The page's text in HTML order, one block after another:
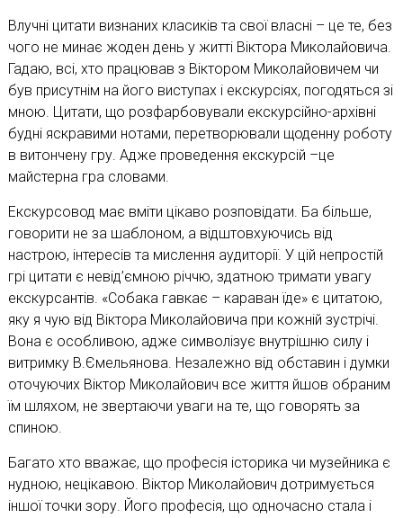
Влучні цитати визнаних класиків та свої власні – це те, без
чого не минає жоден день у житті Віктора Миколайовича.
Гадаю, всі, хто працював з Віктором Миколайовичем чи
був присутнім на його виступах і екскурсіях, погодяться зі
мною. Цитати, що розфарбовували екскурсійно-архівні
будні яскравими нотами, перетворювали щоденну роботу
в витончену гру. Адже проведення екскурсій –це
майстерна гра словами.
Екскурсовод має вміти цікаво розповідати. Ба більше,
говорити не за шаблоном, а відштовхуючись від
настрою, інтересів та мислення аудиторії. У цій непростій
грі цитати є невід’ємною річчю, здатною тримати увагу
екскурсантів. «Собака гавкає – караван їде» є цитатою,
яку я чую від Віктора Миколайовича при кожній зустрічі.
Вона є особливою, адже символізує внутрішню силу і
витримку В.Ємельянова. Незалежно від обставин і думки
оточуючих Віктор Миколайович все життя йшов обраним
їм шляхом, не звертаючи уваги на те, що говорять за
спиною.
Багато хто вважає, що професія історика чи музейника є
нудною, нецікавою. Віктор Миколайович дотримується
іншої точки зору. Його професія, що одночасно стала і